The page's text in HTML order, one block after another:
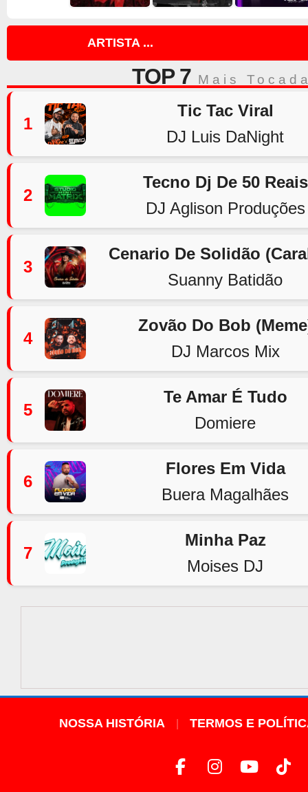
ARTISTA ...
TOP 7 Mais
1
Tic Tac Viral
DJ Luis DaNight
2
Tecno Dj De 50 Reais
DJ Aglison Produções
3
Cenario De Solidão
Suanny Batidão
4
Zovão Do Bob
DJ Marcos Mix
5
Te Amar É Tudo
Domiere
6
Flores Em Vida
Buera Magalhães
7
Minha Paz
Moises DJ
NOSSA HISTÓRIA TERMOS E